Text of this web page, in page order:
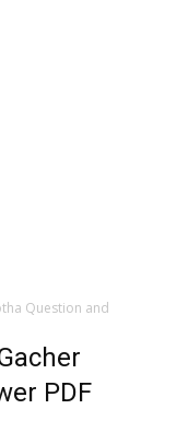
Question and
PDF